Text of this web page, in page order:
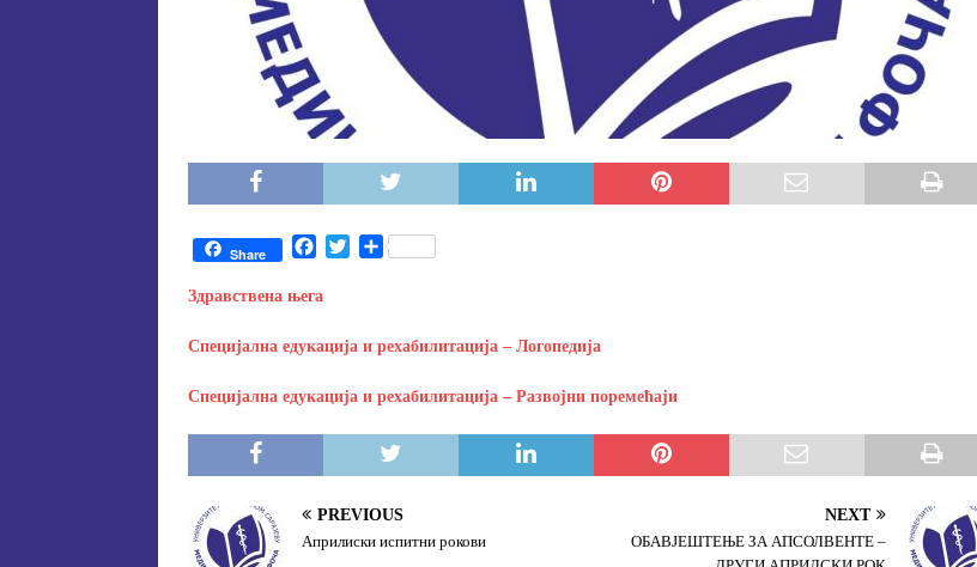
Share
c
b
o
t
r
S
e
Здравствена њега
Специјална едукација и рехабилитација – Логопедија
Специјална едукација и рехабилитација – Развојни поремећаји
PREVIOUS
Априлиски испитни рокови
NEXT
ОБАВЈЕШТЕЊЕ ЗА АПСОЛВЕНТЕ –